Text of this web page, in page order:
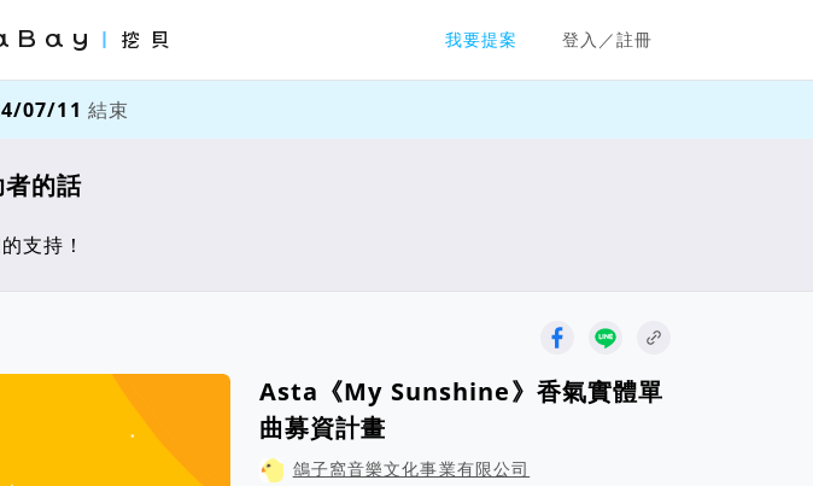
我要提案 登入／註冊
最值得信賴的群眾集資 / 群眾募資平台
07/11 結束
的話
支持！
Asta《My Sunshine》香氣實體單
曲募資計畫
鴿子窩音樂文化事業有限公司